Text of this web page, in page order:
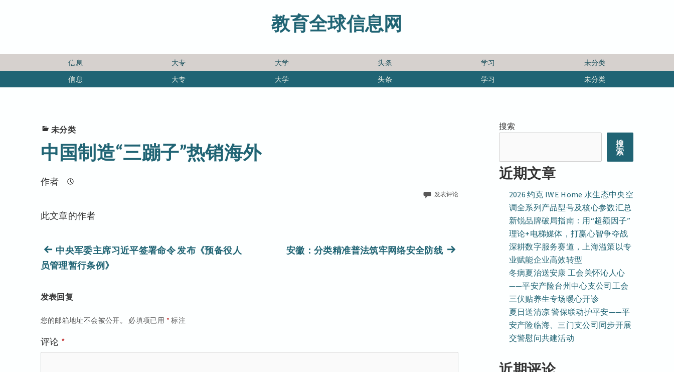
教育全球信息网
信息 大专 大学 头条 学习 未分类
信息 大专 大学 头条 学习 未分类
未分类
中国制造“三蹦子”热销海外
作者
发表评论
此文章的作者
文
章
导
航
上
篇
章：
中央军委主席习近平签署命令 发布《预备役人
员管理暂行条例》
安徽：分类精准普法筑牢网络安全防线下
发表回复
您的邮箱地址不会被公开。 必填项已用 * 标注
评论 *
搜索
搜
索
近期文章
2026 约克 IWE Home 水生态中央空
调全系列产品型号及核心参数汇总
新锐品牌破局指南：用“超额因子”
理论+电梯媒体，打赢心智争夺战
深耕数字服务赛道，上海溢策以专
业赋能企业高效转型
冬病夏治送安康 工会关怀沁人心
——平安产险台州中心支公司工会
三伏贴养生专场暖心开诊
夏日送清凉 警保联动护平安——平
安产险临海、三门支公司同步开展
交警慰问共建活动